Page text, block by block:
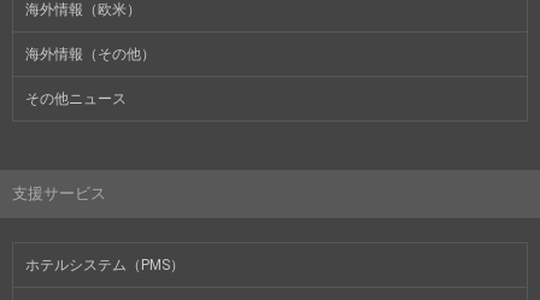
海外情報（欧米）
海外情報（その他）
その他ニュース
支援サービス
ホテルシステム（PMS）